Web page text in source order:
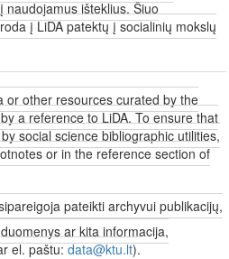
išteklius. Šiuo
į LiDA patektų į socialinių mokslų
or other resources curated by the
a reference to LiDA. To ensure that
social science bibliographic utilities,
or in the reference section of
pateikti archyvui publikacijų,
ar kita informacija,
el. paštu:data@ktu.lt).